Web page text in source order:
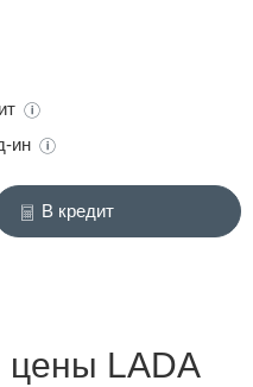
ин
В кредит
цены LADA